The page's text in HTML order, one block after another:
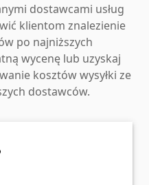
dostawcami usług
klientom znalezienie
po najniższych
wycenę lub uzyskaj
kosztów wysyłki ze
dostawców.